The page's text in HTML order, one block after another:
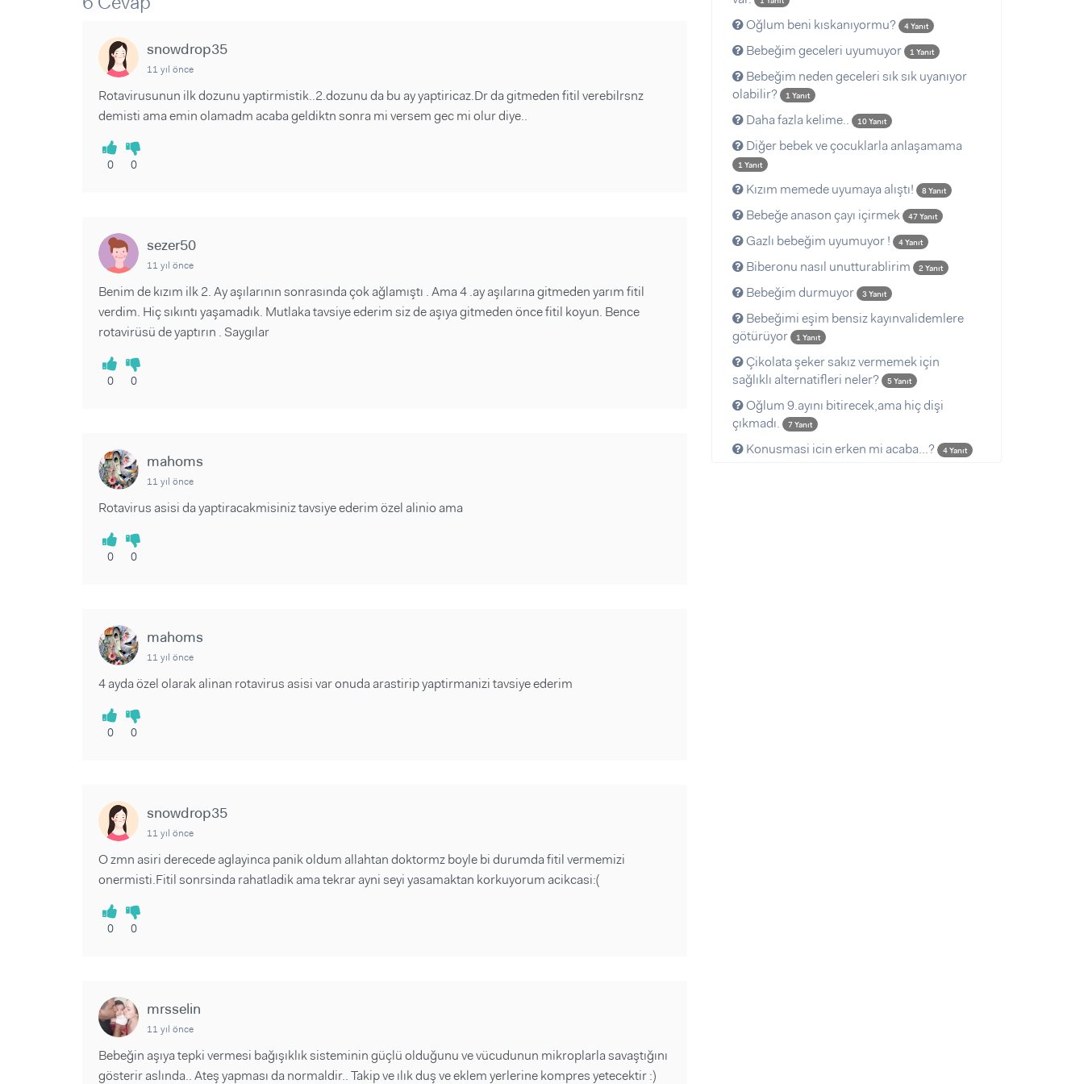
Sorular ve Yanıtlar
Makaleler
snowdrop35
11 yıl önce
Rotavirusunun ilk dozunu yaptirmistik..2.dozunu da bu ay yaptiricaz.Dr da gitmeden fitil verebilrsnz
demisti ama emin olamadm acaba geldiktn sonra mi versem gec mi olur diye..
0 0
sezer50
11 yıl önce
Benim de kızım ilk 2. Ay aşılarının sonrasında çok ağlamıştı . Ama 4 .ay aşılarına gitmeden yarım fitil
verdim. Hiç sıkıntı yaşamadık. Mutlaka tavsiye ederim siz de aşıya gitmeden önce fitil koyun. Bence
rotavirüsü de yaptırın . Saygılar
0 0
mahoms
11 yıl önce
Rotavirus asisi da yaptiracakmisiniz tavsiye ederim özel alinio ama
0 0
mahoms
11 yıl önce
4 ayda özel olarak alinan rotavirus asisi var onuda arastirip yaptirmanizi tavsiye ederim
0 0
snowdrop35
11 yıl önce
O zmn asiri derecede aglayinca panik oldum allahtan doktormz boyle bi durumda fitil vermemizi
onermisti.Fitil sonrsinda rahatladik ama tekrar ayni seyi yasamaktan korkuyorum acikcasi:(
0 0
mrsselin
11 yıl önce
Bebeğin aşıya tepki vermesi bağışıklık sisteminin güçlü olduğunu ve vücudunun mikroplarla savaştığını
gösterir aslında.. Ateş yapması da normaldir.. Takip ve ılık duş ve eklem yerlerine kompres yetecektir :)
Oğlum beni kıskanıyormu? 4 Yanıt
Bebeğim geceleri uyumuyor 1 Yanıt
Bebeğim neden geceleri sık sık uyanıyor
olabilir?
1 Yanıt
Daha fazla kelime.. 10 Yanıt
Diğer bebek ve çocuklarla anlaşamama
1 Yanıt
Kızım memede uyumaya alıştı! 8 Yanıt
Bebeğe anason çayı içirmek 47 Yanıt
Gazlı bebeğim uyumuyor ! 4 Yanıt
Biberonu nasıl unutturablirim 2 Yanıt
Bebeğim durmuyor 3 Yanıt
Bebeğimi eşim bensiz kayınvalidemlere
götürüyor
1 Yanıt
Çikolata şeker sakız vermemek için
sağlıklı alternatifleri neler?
5 Yanıt
Oğlum 9.ayını bitirecek,ama hiç dişi
çıkmadı.
7 Yanıt
Konusmasi icin erken mi acaba...? 4 Yanıt